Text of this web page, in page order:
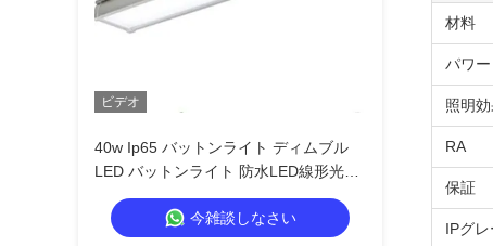
ビデオ
40w Ip65 バットンライト ディムブル
LED バットンライト 防水LED線形光
150LM/W
今雑談しなさい
材料
パワー
照明
RA
保証
IPグレ